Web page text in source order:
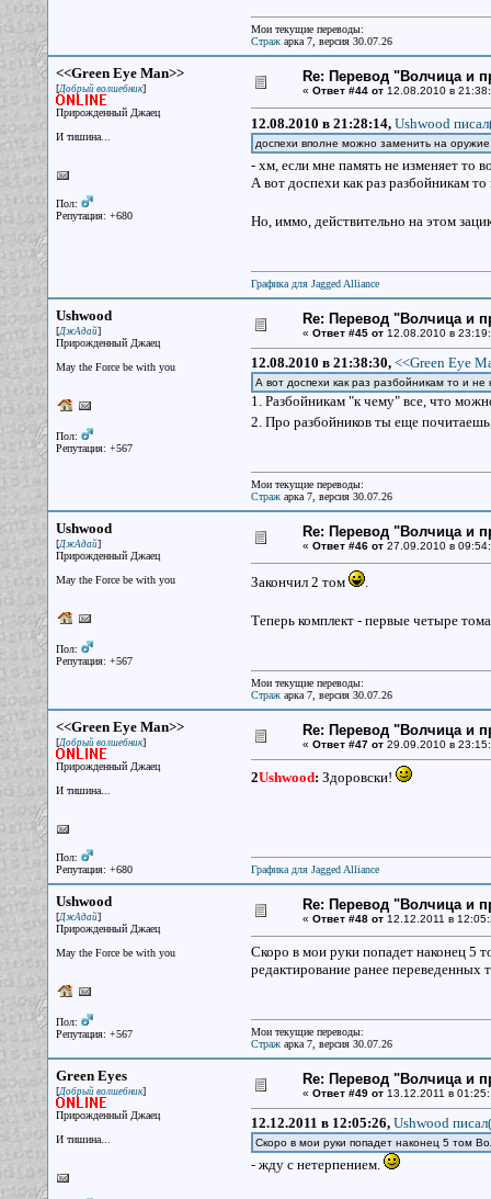
Мои текущие переводы:
Стражарка 7, версия 30.07.26
<<Green Eye Man>>
[Добрый волшебник]
Прирожденный Джаец
И тишина...
Пол:
Репутация: +680
Re: Перевод "Волчица и
« Ответ #44 от12.08.2010 в
12.08.2010 в 21:28:14, Ushwood
доспехи вполне можно заменить на
- хм, если мне память не изменяет то
А вот доспехи как раз разбойникам то
Но, иммо, действительно на этом
Графика для Jagged Alliance
Ushwood
[ДжАдай]
Прирожденный Джаец
May the Force be with you
Пол:
Репутация: +567
Re: Перевод "Волчица и
« Ответ #45 от12.08.2010 в
12.08.2010 в 21:38:30, <<Green Eye
А вот доспехи как раз разбойникам то и не
1. Разбойникам "к чему" все, что
2. Про разбойников ты еще
Мои текущие переводы:
Стражарка 7, версия 30.07.26
Ushwood
[ДжАдай]
Прирожденный Джаец
May the Force be with you
Пол:
Репутация: +567
Re: Перевод "Волчица и
« Ответ #46 от27.09.2010 в
Закончил 2 том .
Теперь комплект - первые четыре
Мои текущие переводы:
Стражарка 7, версия 30.07.26
<<Green Eye Man>>
[Добрый волшебник]
Прирожденный Джаец
И тишина...
Пол:
Репутация: +680
Re: Перевод "Волчица и
« Ответ #47 от29.09.2010 в
2Ushwood: Здоровски!
Графика для Jagged Alliance
Ushwood
[ДжАдай]
Прирожденный Джаец
May the Force be with you
Пол:
Репутация: +567
Re: Перевод "Волчица и
« Ответ #48 от12.12.2011 в
Скоро в мои руки попадет наконец 5
редактирование ранее переведенных
Мои текущие переводы:
Стражарка 7, версия 30.07.26
Green Eyes
[Добрый волшебник]
Прирожденный Джаец
И тишина...
Re: Перевод "Волчица и
« Ответ #49 от13.12.2011 в
12.12.2011 в 12:05:26, Ushwood
Скоро в мои руки попадет наконец 5 том
- жду с нетерпением.